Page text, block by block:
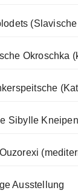
Okroschka
Sibylle
Ausstellung